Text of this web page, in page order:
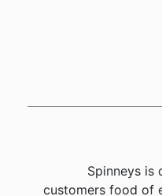
Spinneys
customers food of